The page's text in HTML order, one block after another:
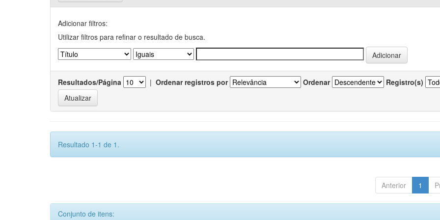
Adicionar filtros:
Utilizar filtros para refinar o resultado de busca.
Resultados/Página | Ordenar registros por Ordenar Registro(s)
Resultado 1-1 de 1.
Anterior 1
Conjunto de itens: